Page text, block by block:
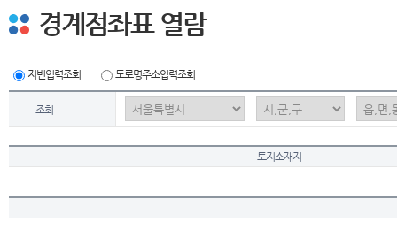
경계점좌표 열람
지번입력조회 도로명주소입력조회
조회
토지소재지